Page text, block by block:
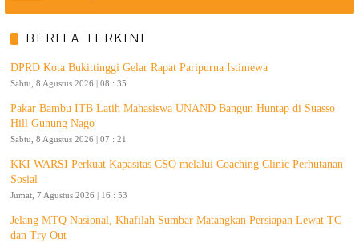
BERITA TERKINI
DPRD Kota Bukittinggi Gelar Rapat Paripurna Istimewa
Sabtu, 8 Agustus 2026 | 08 : 35
Pakar Bambu ITB Latih Mahasiswa UNAND Bangun Huntap di Suasso
Hill Gunung Nago
Sabtu, 8 Agustus 2026 | 07 : 21
KKI WARSI Perkuat Kapasitas CSO melalui Coaching Clinic Perhutanan
Sosial
Jumat, 7 Agustus 2026 | 16 : 53
Jelang MTQ Nasional, Khafilah Sumbar Matangkan Persiapan Lewat TC
dan Try Out